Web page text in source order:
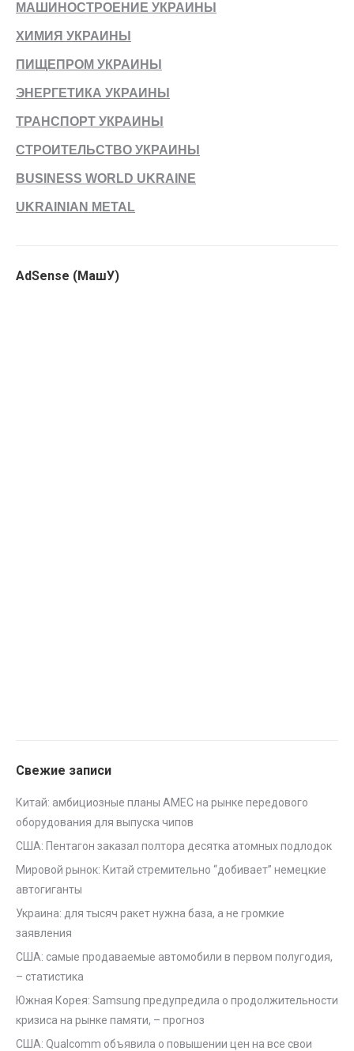
МАШИНОСТРОЕНИЕ УКРАИНЫ
ХИМИЯ УКРАИНЫ
ПИЩЕПРОМ УКРАИНЫ
ЭНЕРГЕТИКА УКРАИНЫ
ТРАНСПОРТ УКРАИНЫ
СТРОИТЕЛЬСТВО УКРАИНЫ
BUSINESS WORLD UKRAINE
UKRAINIAN METAL
AdSense (МашУ)
Свежие записи
Китай: амбициозные планы AMEC на рынке передового
оборудования для выпуска чипов
США: Пентагон заказал полтора десятка атомных подлодок
Мировой рынок: Китай стремительно “добивает” немецкие
автогиганты
Украина: для тысяч ракет нужна база, а не громкие
заявления
США: самые продаваемые автомобили в первом полугодия,
– статистика
Южная Корея: Samsung предупредила о продолжительности
кризиса на рынке памяти, – прогноз
США: Qualcomm объявила о повышении цен на все свои